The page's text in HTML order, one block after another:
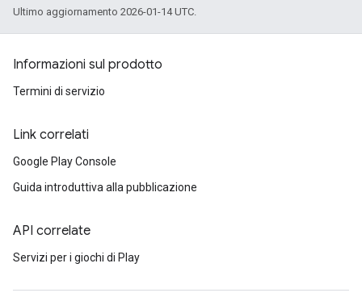
Ultimo aggiornamento 2026-01-14 UTC.
Informazioni sul prodotto
Termini di servizio
Link correlati
Google Play Console
Guida introduttiva alla pubblicazione
API correlate
Servizi per i giochi di Play